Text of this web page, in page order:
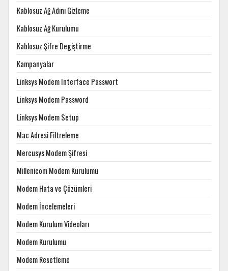
Kablosuz Ağ Adını Gizleme
Kablosuz Ağ Kurulumu
Kablosuz Şifre Degiştirme
Kampanyalar
Linksys Modem Interface Passwort
Linksys Modem Password
Linksys Modem Setup
Mac Adresi Filtreleme
Mercusys Modem Şifresi
Millenicom Modem Kurulumu
Modem Hata ve Çözümleri
Modem İncelemeleri
Modem Kurulum Videoları
Modem Kurulumu
Modem Resetleme